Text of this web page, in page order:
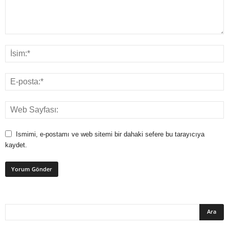
Ismimi, e-postamı ve web sitemi bir dahaki sefere bu tarayıcıya
kaydet.